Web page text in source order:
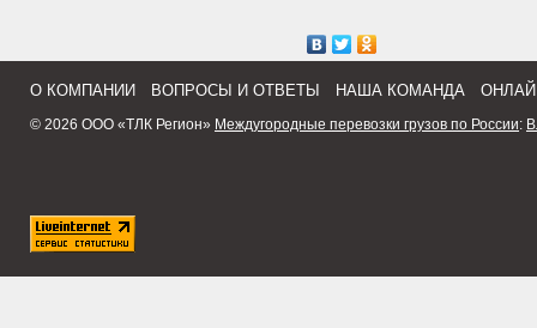
О КОМПАНИИ ВОПРОСЫ И ОТВЕТЫ НАША КОМАНДА
© 2026 ООО «ТЛК Регион» Междугородные перевозки грузов по России: